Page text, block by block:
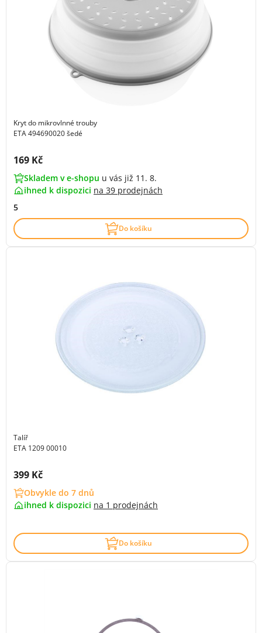
Kryt do mikrovlnné trouby
ETA 494690020 šedé
Cena s DPH:
169 Kč
Skladem v e-shopu u vás již 11. 8.
ihned k dispozici na 39 prodejnách
5
Do košíku
Talíř
ETA 1209 00010
Cena s DPH:
399 Kč
Obvykle do 7 dnů
ihned k dispozici na 1 prodejnách
Do košíku